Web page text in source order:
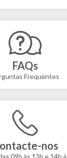
FAQs
Frequentes
nos
09h às 13h e 14h